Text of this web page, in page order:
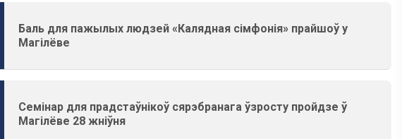
Баль для пажылых людзей «Калядная сімфонія» прайшоў у
Магілёве
Семінар для прадстаўнікоў сярэбранага ўзросту пройдзе ў
Магілёве 28 жніўня